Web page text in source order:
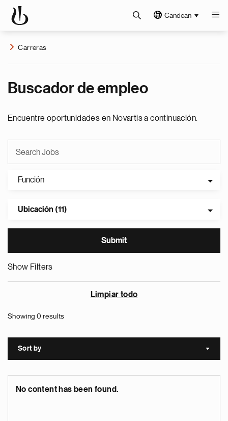
Candean
Carreras
Buscador de empleo
Encuentre oportunidades en Novartis a continuación.
Función
Ubicación (11)
Show Filters
Limpiar todo
Showing 0 results
Sort by Sort
No content has been found.